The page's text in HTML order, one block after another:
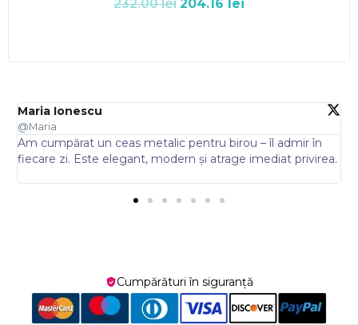
232.00lei 204.16 lei
Maria Ionescu
@Maria
Am cumpărat un ceas metalic pentru birou – îl admir în
fiecare zi. Este elegant, modern și atrage imediat privirea.
Cumpărături în siguranță